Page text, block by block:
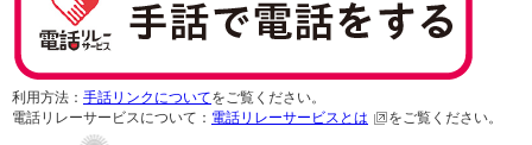
利用方法： 手話リンクについてをご覧ください。
電話リレーサービスについて： 電話リレーサービスとは をご覧ください。